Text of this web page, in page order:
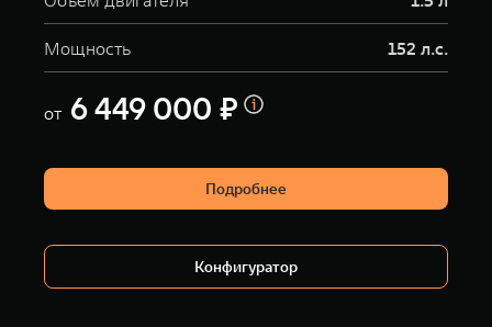
Мощность 152 л.с.
от 6 449 000 ₽
Подробнее
Конфигуратор